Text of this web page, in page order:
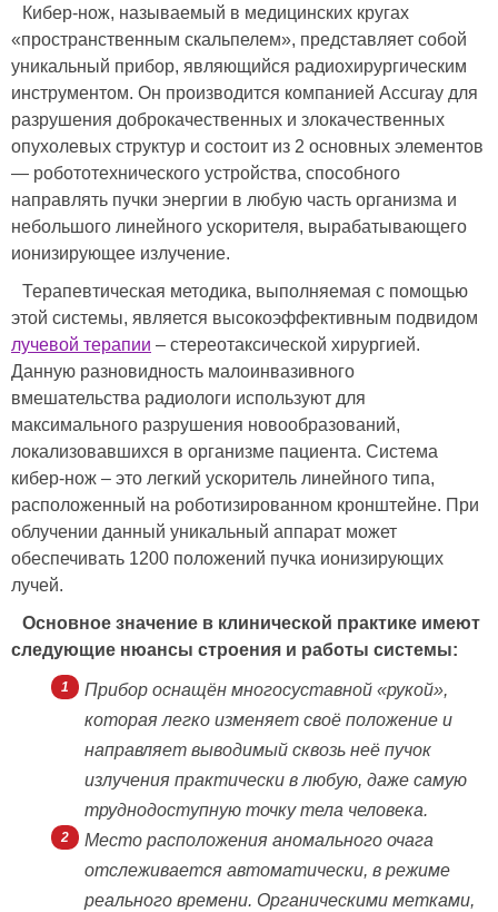
Кибер-нож, называемый в медицинских кругах
«пространственным скальпелем», представляет собой
уникальный прибор, являющийся радиохирургическим
инструментом. Он производится компанией Accuray для
разрушения доброкачественных и злокачественных
опухолевых структур и состоит из 2 основных элементов
— робототехнического устройства, способного
направлять пучки энергии в любую часть организма и
небольшого линейного ускорителя, вырабатывающего
ионизирующее излучение.
Терапевтическая методика, выполняемая с помощью
этой системы, является высокоэффективным подвидом
лучевой терапии – стереотаксической хирургией.
Данную разновидность малоинвазивного
вмешательства радиологи используют для
максимального разрушения новообразований,
локализовавшихся в организме пациента. Система
кибер-нож – это легкий ускоритель линейного типа,
расположенный на роботизированном кронштейне. При
облучении данный уникальный аппарат может
обеспечивать 1200 положений пучка ионизирующих
лучей.
Основное значение в клинической практике имеют
следующие нюансы строения и работы системы:
Прибор оснащён многосуставной «рукой»,
которая легко изменяет своё положение и
направляет выводимый сквозь неё пучок
излучения практически в любую, даже самую
труднодоступную точку тела человека.
Место расположения аномального очага
отслеживается автоматически, в режиме
реального времени. Органическими метками,